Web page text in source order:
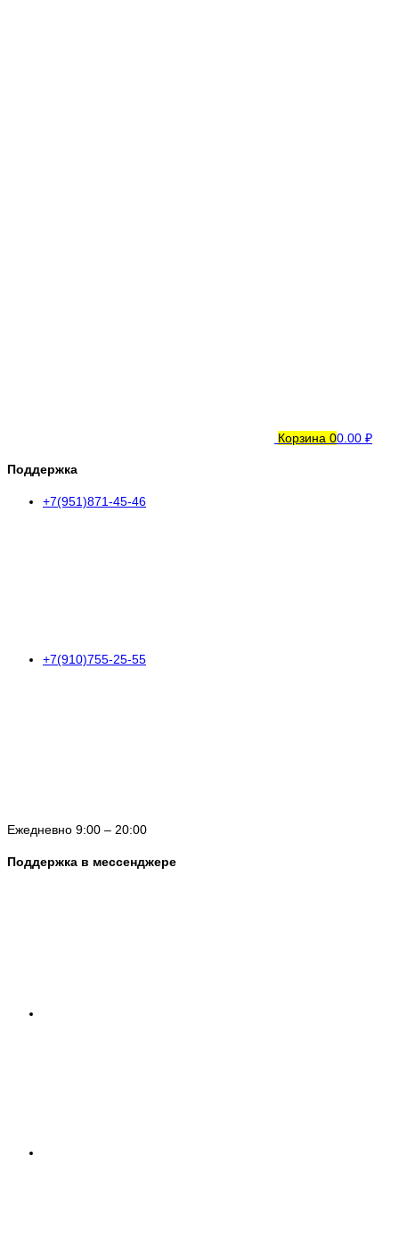
Корзина 00.00 ₽
Поддержка
+7(951)871-45-46
+7(910)755-25-55
Ежедневно 9:00 – 20:00
Поддержка в мессенджере